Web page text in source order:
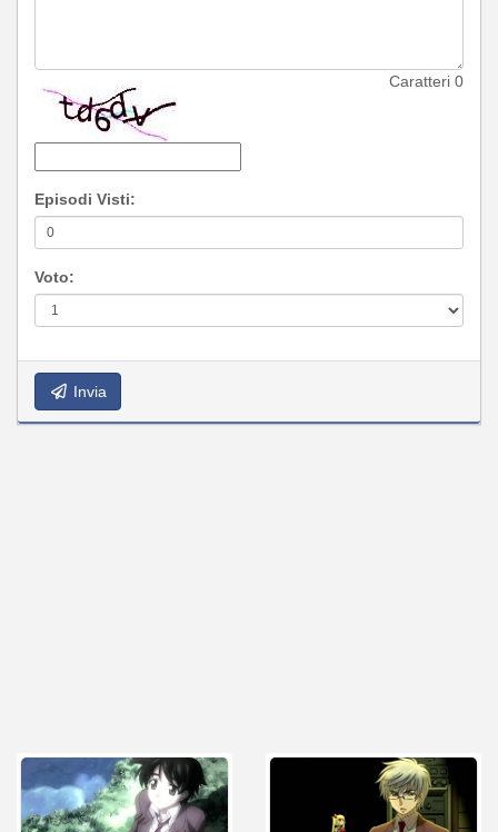
Caratteri 0
Episodi Visti:
Voto:
Invia